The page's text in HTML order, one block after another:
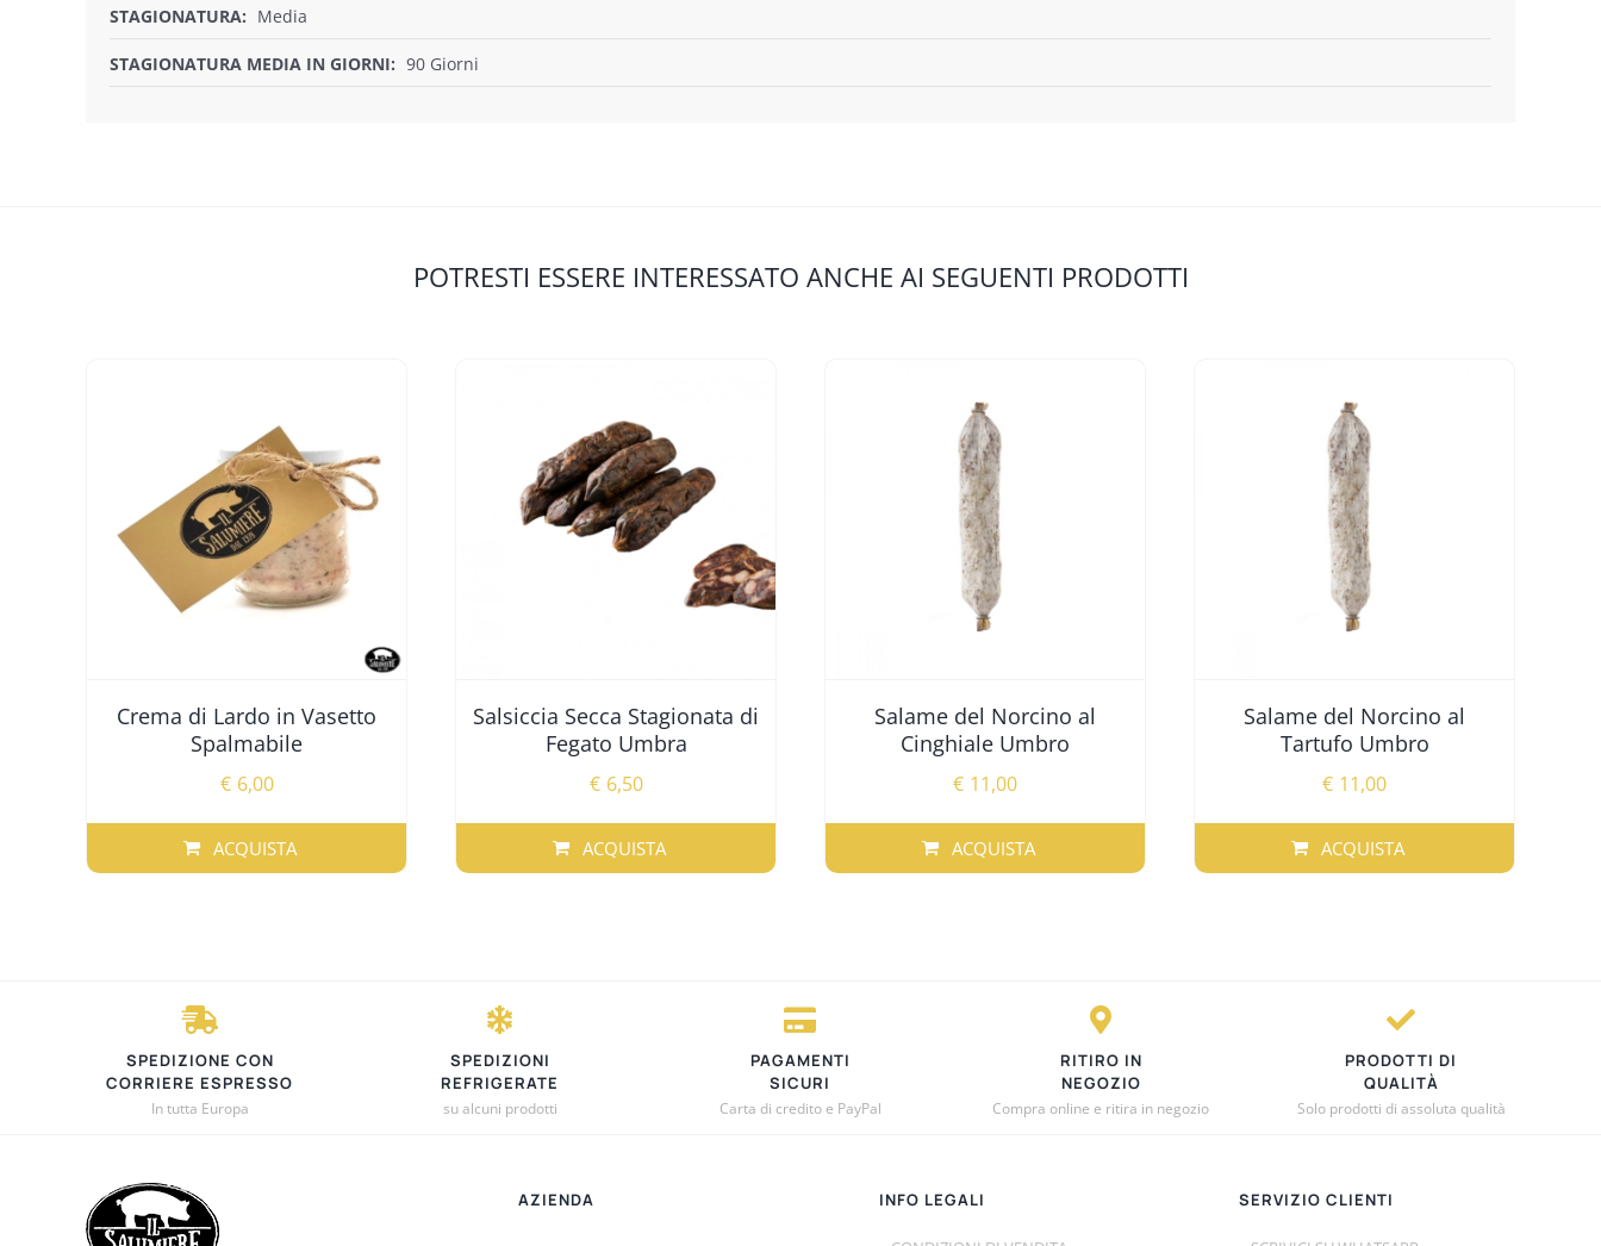
STAGIONATURA: Media
STAGIONATURA MEDIA IN GIORNI: 90 Giorni
POTRESTI ESSERE INTERESSATO ANCHE AI SEGUENTI PRODOTTI
Crema di Lardo in Vasetto
Spalmabile
€ 6,00
ACQUISTA
Salsiccia Secca Stagionata di
Fegato Umbra
€ 6,50
ACQUISTA
QUESTO
OPZIONI
POSSONO
ESSERE
PAGINA
Salame del Norcino al
Cinghiale Umbro
€ 11,00
ACQUISTA
Salame del Norcino al
Tartufo Umbro
€ 11,00
ACQUISTA
SPEDIZIONE CON
CORRIERE ESPRESSO
In tutta Europa
SPEDIZIONI
REFRIGERATE
su alcuni prodotti
PAGAMENTI
SICURI
Carta di credito e PayPal
RITIRO IN
NEGOZIO
Compra online e ritira in negozio
PRODOTTI DI
QUALITÀ
Solo prodotti di assoluta qualità
AZIENDA INFO LEGALI SERVIZIO CLIENTI